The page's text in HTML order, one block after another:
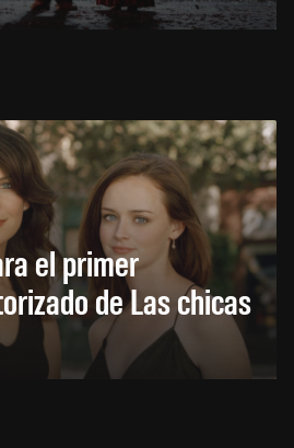
el primer
de Las chicas